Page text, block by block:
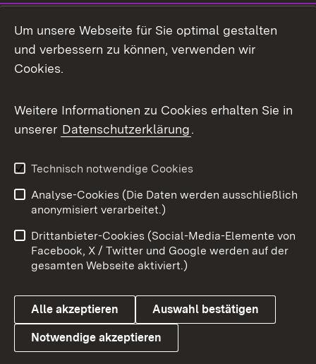
Facebook
X / Twitter
Youtube
Link zum Landesportal
Impressum
Kontakt
Barrierefreiheit
Datenschutz
Cookies
Um unsere Webseite für Sie optimal gestalten
und verbessern zu können, verwenden wir
Cookies.
Weitere Informationen zu Cookies erhalten Sie in
unserer Datenschutzerklärung.
Technisch notwendige Cookies
Analyse-Cookies (Die Daten werden ausschließlich
anonymisiert verarbeitet.)
Drittanbieter-Cookies (Social-Media-Elemente von
Facebook, X / Twitter und Google werden auf der
gesamten Webseite aktiviert.)
Alle akzeptieren Auswahl bestätigen
Notwendige akzeptieren